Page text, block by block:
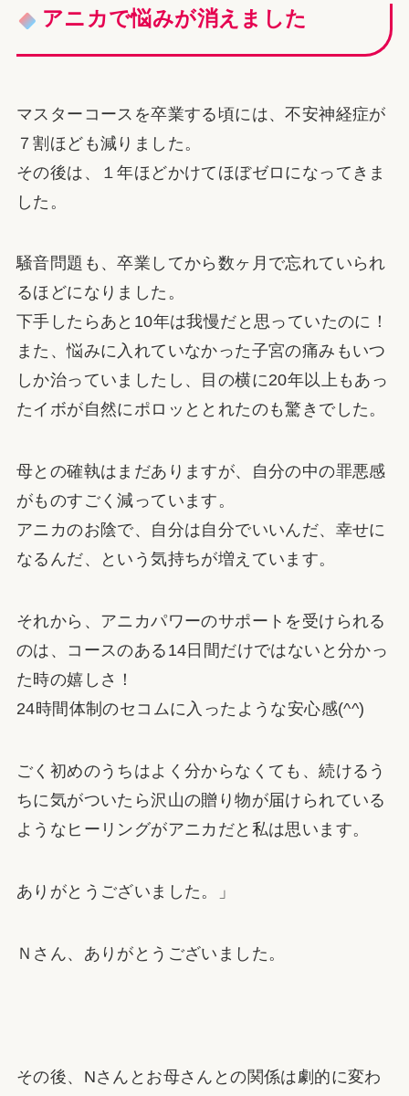
アニカで悩みが消えました
マスターコースを卒業する頃には、不安神経症が
７割ほども減りました。
その後は、１年ほどかけてほぼゼロになってきま
した。
騒音問題も、卒業してから数ヶ月で忘れていられ
るほどになりました。
下手したらあと10年は我慢だと思っていたのに！
また、悩みに入れていなかった子宮の痛みもいつ
しか治っていましたし、目の横に20年以上もあっ
たイボが自然にポロッととれたのも驚きでした。
母との確執はまだありますが、自分の中の罪悪感
がものすごく減っています。
アニカのお陰で、自分は自分でいいんだ、幸せに
なるんだ、という気持ちが増えています。
それから、アニカパワーのサポートを受けられる
のは、コースのある14日間だけではないと分かっ
た時の嬉しさ！
24時間体制のセコムに入ったような安心感(^^)
ごく初めのうちはよく分からなくても、続けるう
ちに気がついたら沢山の贈り物が届けられている
ようなヒーリングがアニカだと私は思います。
ありがとうございました。」
Ｎさん、ありがとうございました。
その後、Nさんとお母さんとの関係は劇的に変わ